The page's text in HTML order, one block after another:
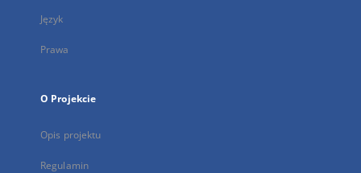
Język
Prawa
O Projekcie
Opis projektu
Regulamin